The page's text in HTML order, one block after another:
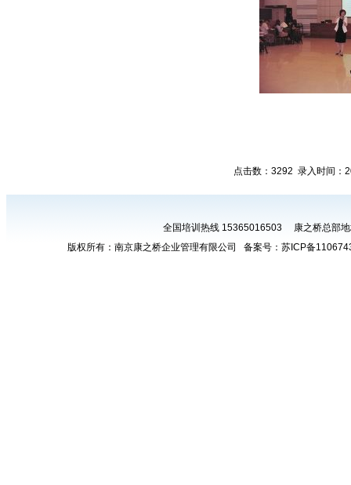
点击数：3292 录入时间
全国培训热线 15365016503 康之桥总部地
版权所有：南京康之桥企业管理有限公司 备案号：苏ICP备